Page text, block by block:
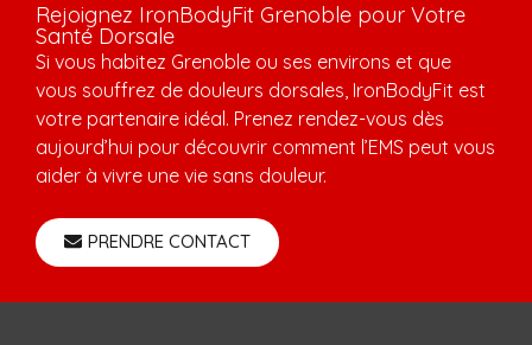
Rejoignez IronBodyFit Grenoble pour Votre
Santé Dorsale
Si vous habitez Grenoble ou ses environs et que
vous souffrez de douleurs dorsales, IronBodyFit est
votre partenaire idéal. Prenez rendez-vous dès
aujourd’hui pour découvrir comment l’EMS peut vous
aider à vivre une vie sans douleur.
PRENDRE CONTACT